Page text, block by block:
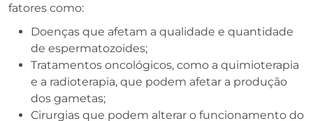
fatores como:
Doenças que afetam a qualidade e quantidade
de espermatozoides;
Tratamentos oncológicos, como a quimioterapia
e a radioterapia, que podem afetar a produção
dos gametas;
Cirurgias que podem alterar o funcionamento do